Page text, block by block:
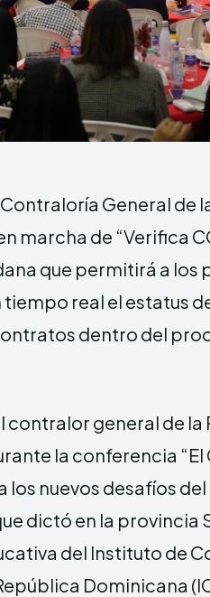
Contraloría General de
marcha de “Verifica
que permitirá a los
real el estatus
dentro del
contralor general de la
la conferencia
los nuevos desafíos
dictó en la provincia
del Instituto de
Dominicana